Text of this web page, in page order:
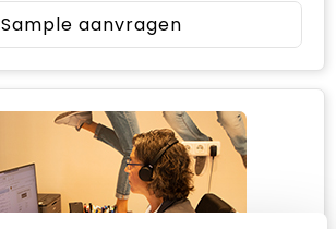
Sample aanvragen